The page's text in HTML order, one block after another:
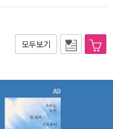
모두보기